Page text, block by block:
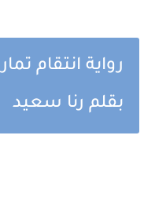
بقلم رنا سعيد